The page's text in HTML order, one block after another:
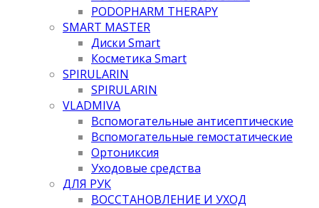
PODOPHARM THERAPY
SMART MASTER
Диски Smart
Косметика Smart
SPIRULARIN
SPIRULARIN
VLADMIVA
Вспомогательные антисептические
Вспомогательные гемостатические
Ортониксия
Уходовые средства
ДЛЯ РУК
ВОССТАНОВЛЕНИЕ И УХОД